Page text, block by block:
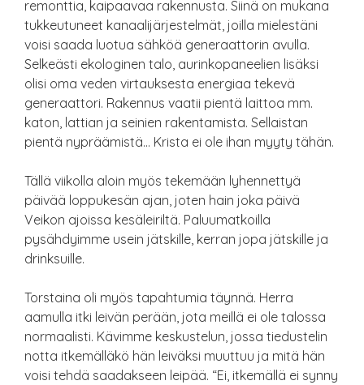
remonttia, kaipaavaa rakennusta. Siinä on mukana
tukkeutuneet kanaalijärjestelmät, joilla mielestäni
voisi saada luotua sähköä generaattorin avulla.
Selkeästi ekologinen talo, aurinkopaneelien lisäksi
olisi oma veden virtauksesta energiaa tekevä
generaattori. Rakennus vaatii pientä laittoa mm.
katon, lattian ja seinien rakentamista. Sellaistan
pientä nypräämistä… Krista ei ole ihan myyty tähän.
Tällä viikolla aloin myös tekemään lyhennettyä
päivää loppukesän ajan, joten hain joka päivä
Veikon ajoissa kesäleiriltä. Paluumatkoilla
pysähdyimme usein jätskille, kerran jopa jätskille ja
drinksuille.
Torstaina oli myös tapahtumia täynnä. Herra
aamulla itki leivän perään, jota meillä ei ole talossa
normaalisti. Kävimme keskustelun, jossa tiedustelin
notta itkemälläkö hän leiväksi muuttuu ja mitä hän
voisi tehdä saadakseen leipää. “Ei, itkemällä ei synny